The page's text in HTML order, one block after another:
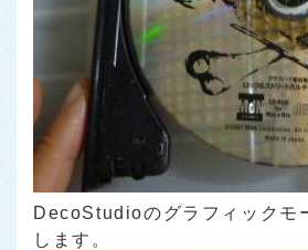
DecoStudioのグラフィックモ
します。